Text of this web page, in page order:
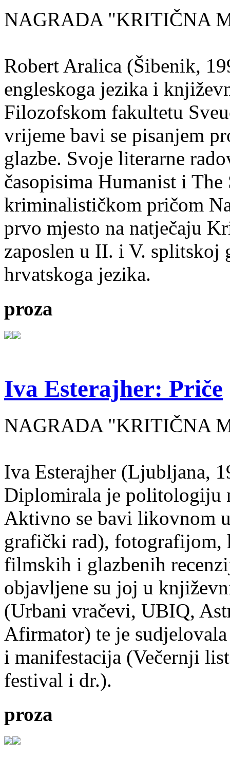
NAGRADA "KRITIČNA
Robert Aralica (Šibenik,
engleskoga jezika i
Filozofskom fakultetu
vrijeme bavi se pisanjem
glazbe. Svoje literarne
časopisima Humanist i
kriminalističkom pričom
prvo mjesto na natječaju
zaposlen u II. i V. splitskoj
hrvatskoga jezika.
proza
Iva Esterajher: Priče
NAGRADA "KRITIČNA
Iva Esterajher (Ljubljana,
Diplomirala je politologiju
Aktivno se bavi likovnom
grafički rad), fotografijom,
filmskih i glazbenih
objavljene su joj u
(Urbani vračevi, UBIQ,
Afirmator) te je
i manifestacija (Večernji
festival i dr.).
proza